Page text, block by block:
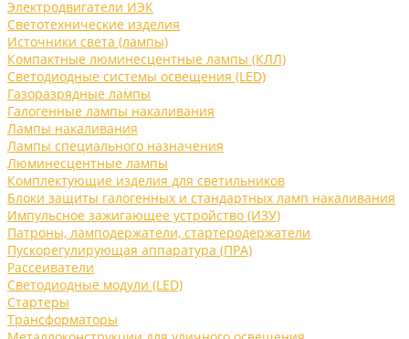
Электродвигатели ИЭК
Светотехнические изделия
Источники света (лампы)
Компактные люминесцентные лампы (КЛЛ)
Светодиодные системы освещения (LED)
Газоразрядные лампы
Галогенные лампы накаливания
Лампы накаливания
Лампы специального назначения
Люминесцентные лампы
Комплектующие изделия для светильников
Блоки защиты галогенных и стандартных ламп накаливания
Импульсное зажигающее устройство (ИЗУ)
Патроны, ламподержатели, стартеродержатели
Пускорегулирующая аппаратура (ПРА)
Рассеиватели
Светодиодные модули (LED)
Стартеры
Трансформаторы